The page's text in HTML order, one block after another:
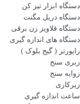
دستگاه ابزار تیز کن
دستگاه دریل مگنت
دستگاه قلاویز زن برقی
دستگاه های اندازه گیری
راپورتر ( گیج بلوک )
زبری سنج
زوایه سنج
زیرکاری
ساعت اندازه گیری